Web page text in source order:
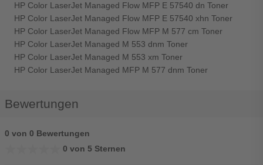
HP Color LaserJet Managed Flow MFP E 57540 dn Toner
HP Color LaserJet Managed Flow MFP E 57540 xhn Toner
HP Color LaserJet Managed Flow MFP M 577 cm Toner
HP Color LaserJet Managed M 553 dnm Toner
HP Color LaserJet Managed M 553 xm Toner
HP Color LaserJet Managed MFP M 577 dnm Toner
Bewertungen
0 von 0 Bewertungen
0 von 5 Sternen